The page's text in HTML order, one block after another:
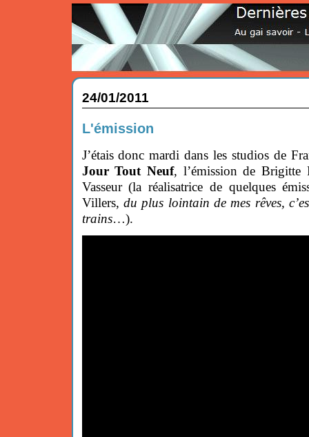
24/01/2011
L'émission
J’étais donc mardi dans les studios de
Jour Tout Neuf, l’émission de Brigitte
Vasseur (la réalisatrice de quelques
Villers, du plus lointain de mes rêves,
trains…).